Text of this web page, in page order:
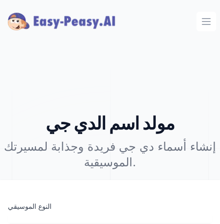
مولد اسم الدي جي
إنشاء أسماء دي جي فريدة وجذابة لمسيرتك
الموسيقية.
النوع الموسيقي